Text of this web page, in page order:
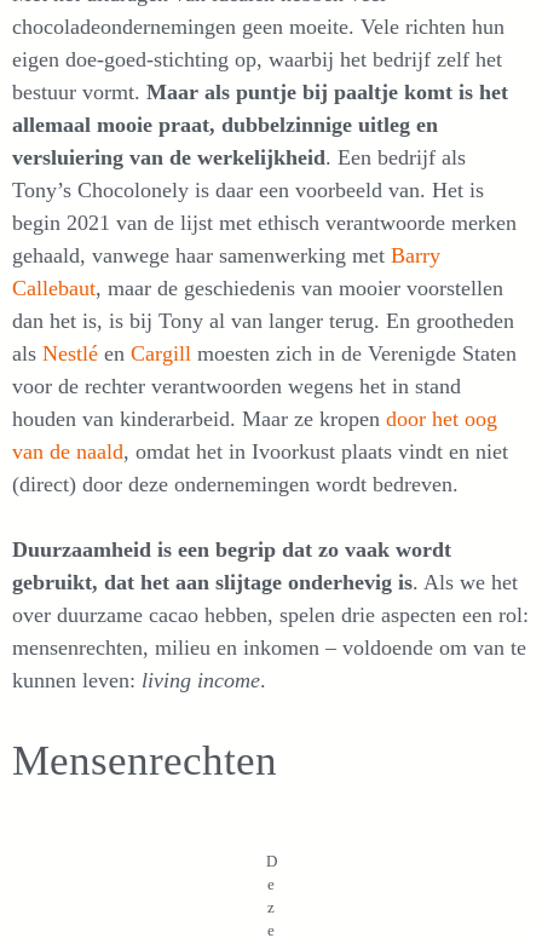
chocoladeondernemingen geen moeite. Vele richten hun
eigen doe-goed-stichting op, waarbij het bedrijf zelf het
bestuur vormt. Maar als puntje bij paaltje komt is het
allemaal mooie praat, dubbelzinnige uitleg en
versluiering van de werkelijkheid. Een bedrijf als
Tony’s Chocolonely is daar een voorbeeld van. Het is
begin 2021 van de lijst met ethisch verantwoorde merken
gehaald, vanwege haar samenwerking met Barry
Callebaut, maar de geschiedenis van mooier voorstellen
dan het is, is bij Tony al van langer terug. En grootheden
als Nestlé en Cargill moesten zich in de Verenigde Staten
voor de rechter verantwoorden wegens het in stand
houden van kinderarbeid. Maar ze kropen door het oog
van de naald, omdat het in Ivoorkust plaats vindt en niet
(direct) door deze ondernemingen wordt bedreven.
Duurzaamheid is een begrip dat zo vaak wordt
gebruikt, dat het aan slijtage onderhevig is. Als we het
over duurzame cacao hebben, spelen drie aspecten een rol:
mensenrechten, milieu en inkomen – voldoende om van te
kunnen leven: living income.
Mensenrechten
D
e
z
e